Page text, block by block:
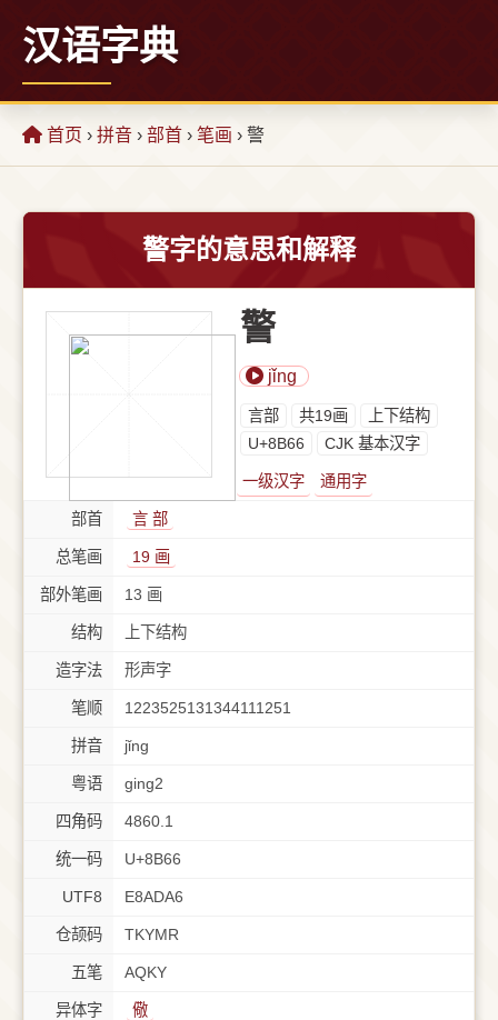
汉语字典
首页 › 拼音 › 部首 › 笔画 › 警
警字的意思和解释
警
jǐng
⾔部 共19画
上下结构
U+8B66
CJK 基本汉字
一级汉字 通用字
部首 ⾔ 部
总笔画 19 画
部外笔画 13 画
结构 上下结构
造字法 形声字
笔顺 1223525131344111251
拼音 jǐng
粤语 ging2
四角码 4860.1
统一码 U+8B66
UTF8 E8ADA6
仓颉码 TKYMR
五笔 AQKY
异体字 儆